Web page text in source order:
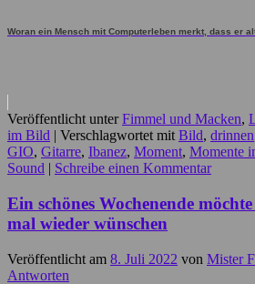
Woran ein Mensch mit Computerleben merkt, dass er
Veröffentlicht unter Fimmel und Macken,
im Bild | Verschlagwortet mit Bild, drinnen
GIO, Gitarre, Ibanez, Moment, Momente
Sound | Schreibe einen Kommentar
Ein schönes Wochenende
mal wieder wünschen
Veröffentlicht am 8. Juli 2022 von Mister
Antworten